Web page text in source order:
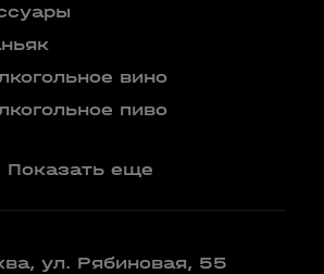
вино
пиво
Показать еще
ул. Рябиновая, 55